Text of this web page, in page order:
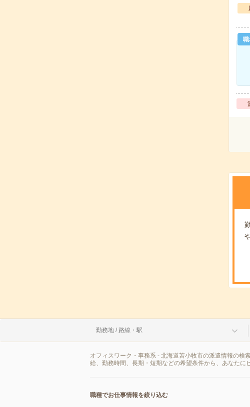
勤務地 / 路線・駅
オフィスワーク・事務系 - 北海道苫小牧市の派遣情報の
給、勤務時間、長期・短期などの希望条件から、あなたに
職種でお仕事情報を絞り込む